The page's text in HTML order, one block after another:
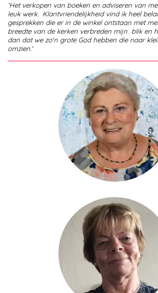
'Het verkopen van boeken en adviseren van
leuk werk. Klantvriendelijkheid vind ik heel
gesprekken die er in de winkel ontstaan met
breedte van de kerken verbreden mijn blik en
dan dat we zo'n grote God hebben die naar
omzien.'